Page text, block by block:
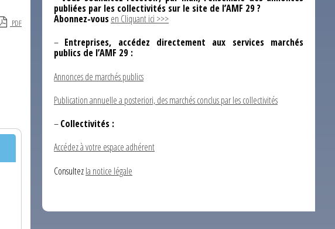
PDF
publiées par les collectivités sur le site de l’AMF 29 ?
Abonnez-vousen Cliquant ici >>>
– Entreprises, accédez directement aux services marchés
publics de l’AMF 29 :
Annonces de marchés publics
Publication annuelle a posteriori, des marchés conclus par les collectivités
–Collectivités :
Accédez à votre espace adhérent
Consultezla notice légale